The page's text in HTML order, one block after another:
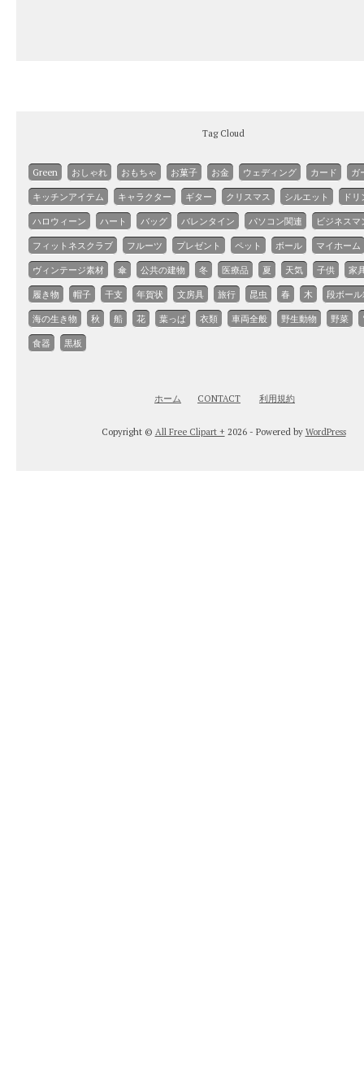
Tag Cloud
Green おしゃれ おもちゃ お菓子 お金 ウェディング カード ガ
キッチンアイテム キャラクター ギター クリスマス シルエット ド
ハロウィーン ハート バッグ バレンタイン パソコン関連 ビジネスマ
フィットネスクラブ フルーツ プレゼント ペット ボール マイホーム
ヴィンテージ素材 傘 公共の建物 冬 医療品 夏 天気 子供 家
履き物 帽子 干支 年賀状 文房具 旅行 昆虫 春 木 段ボー
海の生き物 秋 船 花 葉っぱ 衣類 車両全般 野生動物 野菜
食器 黒板
ホーム CONTACT 利用規約
Copyright © All Free Clipart + 2026 - Powered by WordPress